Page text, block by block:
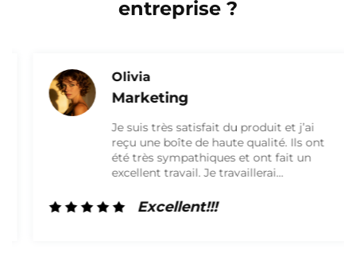
entreprise ?
Olivia
Marketing
Je suis très satisfait du produit et j’ai
reçu une boîte de haute qualité. Ils ont
été très sympathiques et ont fait un
excellent travail. Je travaillerai
l’avenir !Excellent!!!